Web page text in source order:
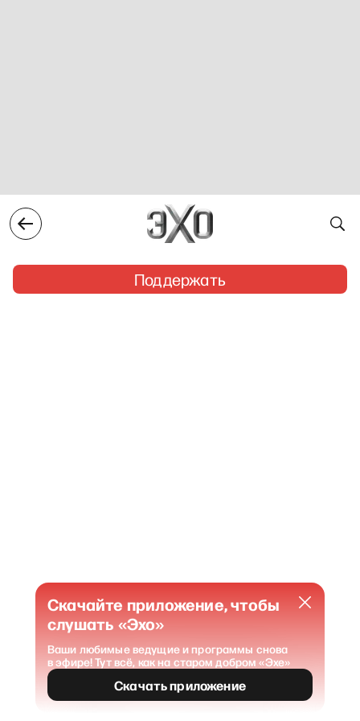
Поддержать
404 Страница не найдена.
Скачайте приложение, чтобы
слушать «Эхо»
Ваши любимые ведущие и программы снова
в эфире! Тут всё, как на старом добром «Эхе»
Скачать приложение